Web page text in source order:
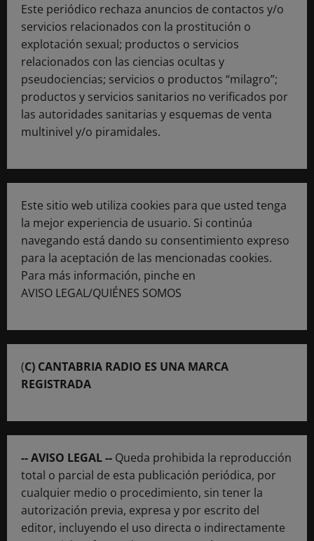
Este periódico rechaza anuncios de contactos y/o
servicios relacionados con la prostitución o
explotación sexual; productos o servicios
relacionados con las ciencias ocultas y
pseudociencias; servicios o productos “milagro”;
productos y servicios sanitarios no verificados por
las autoridades sanitarias y esquemas de venta
multinivel y/o piramidales.
Este sitio web utiliza cookies para que usted tenga
la mejor experiencia de usuario. Si continúa
navegando está dando su consentimiento expreso
para la aceptación de las mencionadas cookies.
Para más información, pinche en
AVISO LEGAL/QUIÉNES SOMOS
(C) CANTABRIA RADIO ES UNA MARCA
REGISTRADA
-- AVISO LEGAL -- Queda prohibida la reproducción
total o parcial de esta publicación periódica, por
cualquier medio o procedimiento, sin tener la
autorización previa, expresa y por escrito del
editor, incluyendo el uso directa o indirectamente